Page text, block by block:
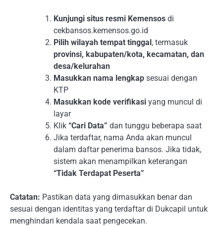
Kunjungi situs resmi Kemensos di
cekbansos.kemensos.go.id
Pilih wilayah tempat tinggal, termasuk
provinsi, kabupaten/kota, kecamatan, dan
desa/kelurahan
Masukkan nama lengkap sesuai dengan
KTP
Masukkan kode verifikasi yang muncul di
layar
Klik “Cari Data” dan tunggu beberapa saat
Jika terdaftar, nama Anda akan muncul
dalam daftar penerima bansos. Jika tidak,
sistem akan menampilkan keterangan
“Tidak Terdapat Peserta”
Catatan: Pastikan data yang dimasukkan benar dan
sesuai dengan identitas yang terdaftar di Dukcapil untuk
menghindari kendala saat pengecekan.